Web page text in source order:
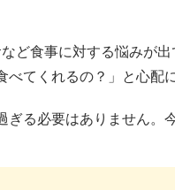
ど食事に対する悩みが出
てくれるの？」と心
る必要はありません。